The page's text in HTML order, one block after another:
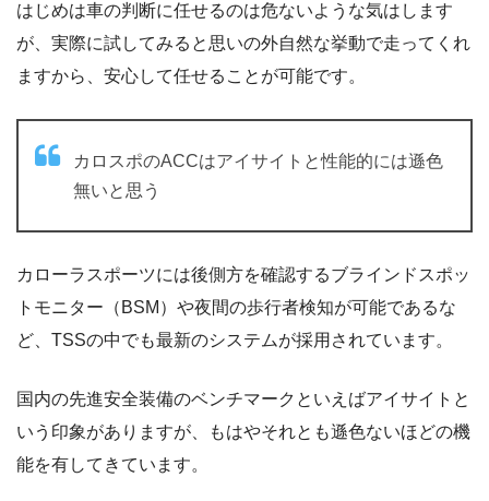
はじめは車の判断に任せるのは危ないような気はします
が、実際に試してみると思いの外自然な挙動で走ってくれ
ますから、安心して任せることが可能です。
カロスポのACCはアイサイトと性能的には遜色
無いと思う
カローラスポーツには後側方を確認するブラインドスポッ
トモニター（BSM）や夜間の歩行者検知が可能であるな
ど、TSSの中でも最新のシステムが採用されています。
国内の先進安全装備のベンチマークといえばアイサイトと
いう印象がありますが、もはやそれとも遜色ないほどの機
能を有してきています。